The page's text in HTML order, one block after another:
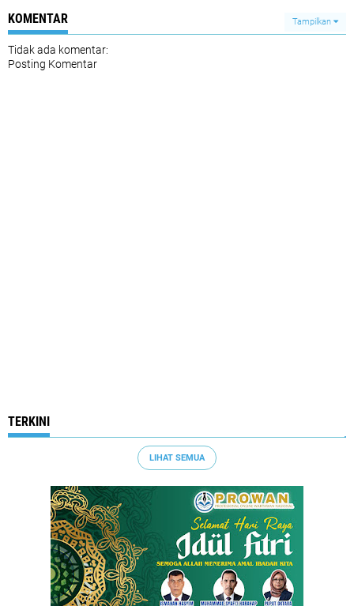
KOMENTAR Tampilkan
Tidak ada komentar:
Posting Komentar
TERKINI
LIHAT SEMUA